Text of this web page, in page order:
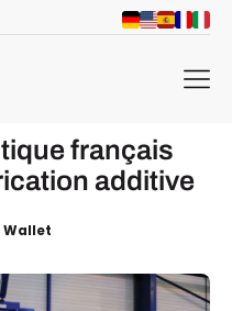
menu
français
additive
Wallet